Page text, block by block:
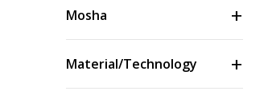
Mosha
Material/Technology